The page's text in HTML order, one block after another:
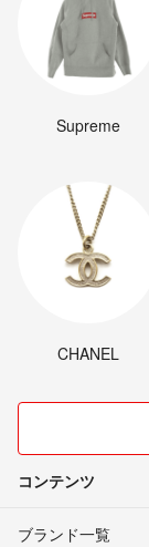
Supreme
CHANEL
コンテンツ
ブランド一覧